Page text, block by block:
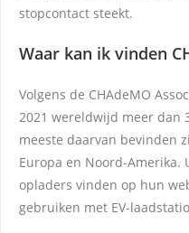
stopcontact steekt.
Waar kan ik vinden
Volgens de CHAdeMO
2021 wereldwijd meer dan
meeste daarvan bevinden
Europa en Noord-Amerika.
opladers vinden op hun
gebruiken met EV-